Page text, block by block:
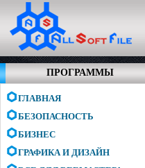
ПРОГРАММЫ
ГЛАВНАЯ
БЕЗОПАСНОСТЬ
БИЗНЕС
ГРАФИКА И ДИЗАЙН